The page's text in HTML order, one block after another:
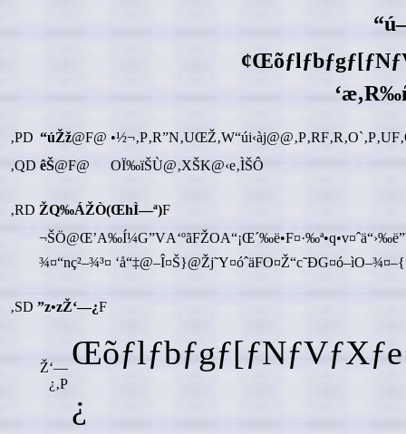
‚PD “úŽž@F@
‚QD êŠ@F@ OÏ‰ïŠÙ@‚XŠK@‹e‚ÌŠÔ
‚RD ŽQ‰ÁŽÒ(ŒhÌ—ª)F
¾¤“nç²–¾³¤
‚SD ”z•zŽ‘—¿F
Ž‘—
¿‚P
¿